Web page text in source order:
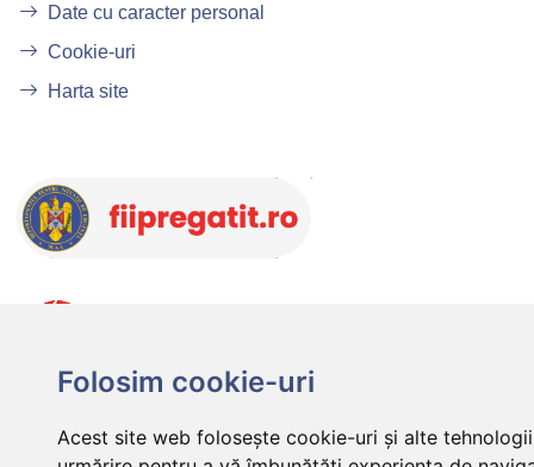
Folosim cookie-uri
Acest site web folosește cookie-uri și alte
Date cu caracter personal
Cookie-uri
Harta site